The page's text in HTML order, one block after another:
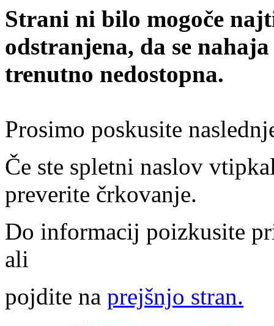
Strani ni bilo mogoče
odstranjena, da se
trenutno nedostopna.
Prosimo poskusite
Če ste spletni naslov
preverite črkovanje.
Do informacij poizkusite
ali
pojdite na prejšnjo stran.